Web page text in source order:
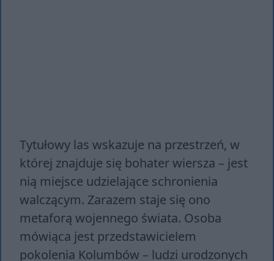
Tytułowy las wskazuje na przestrzeń, w
której znajduje się bohater wiersza – jest
nią miejsce udzielające schronienia
walczącym. Zarazem staje się ono
metaforą wojennego świata. Osoba
mówiąca jest przedstawicielem
pokolenia Kolumbów – ludzi urodzonych